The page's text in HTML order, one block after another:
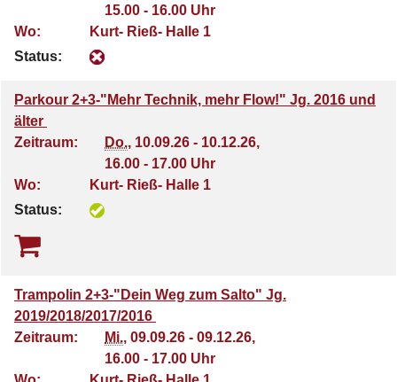
15.00 - 16.00 Uhr
Wo:
Kurt- Rieß- Halle 1
Status:
Parkour 2+3-"Mehr Technik, mehr Flow!" Jg. 2016 und
älter
Zeitraum:
Do., 10.09.26 - 10.12.26,
16.00 - 17.00 Uhr
Wo:
Kurt- Rieß- Halle 1
Status:
Trampolin 2+3-"Dein Weg zum Salto" Jg.
2019/2018/2017/2016
Zeitraum:
Mi., 09.09.26 - 09.12.26,
16.00 - 17.00 Uhr